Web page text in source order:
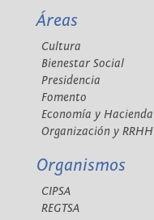
Áreas
Cultura
Bienestar Social
Presidencia
Fomento
Economía y Hacienda
Organización y RRHH
Organismos
CIPSA
REGTSA